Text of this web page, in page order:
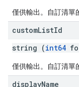
僅供輸出。自訂清單
customListId
string (int64
僅供輸出。自訂清單
displayName